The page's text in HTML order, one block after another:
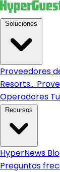
Proveedores
Resorts...
Operadores
HyperNews
Preguntas